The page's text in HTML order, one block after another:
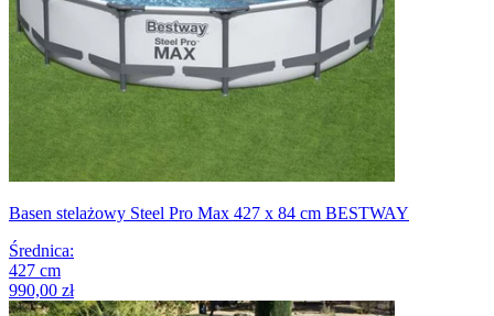
Basen stelażowy Steel Pro Max 427 x 84 cm BESTWAY
Średnica:
427 cm
990,00 zł